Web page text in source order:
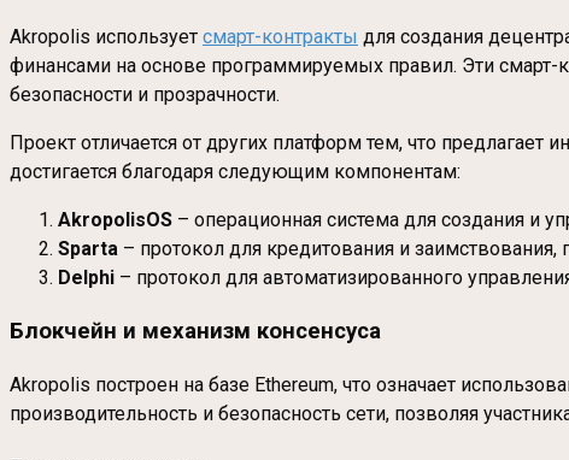
Akropolis использует смарт-контракты для создания
финансами на основе программируемых правил. Эти смарт-
безопасности и прозрачности.
Проект отличается от других платформ тем, что
достигается благодаря следующим компонентам:
AkropolisOS – операционная система для создания и
Sparta – протокол для кредитования и
Delphi – протокол для автоматизированного
Блокчейн и механизм консенсуса
Akropolis построен на базе Ethereum, что означает
производительность и безопасность сети, позволяя